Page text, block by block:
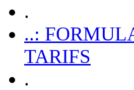
.
..:
TARIFS
.